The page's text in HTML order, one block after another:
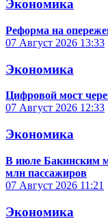
Экономика
Реформа на
07 Август 2026 13:33
Экономика
Цифровой мост
07 Август 2026 12:33
Экономика
В июле Бакинским
млн пассажиров
07 Август 2026 11:21
Экономика